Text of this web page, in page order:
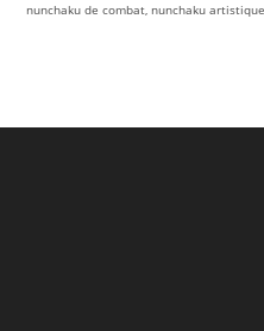
nunchaku de combat, nunchaku artistique